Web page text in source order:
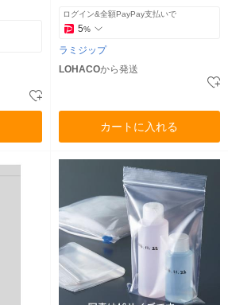
ログイン&全額PayPay支払いで
5%
ラミジップ
LOHACOから発送
カートに入れる